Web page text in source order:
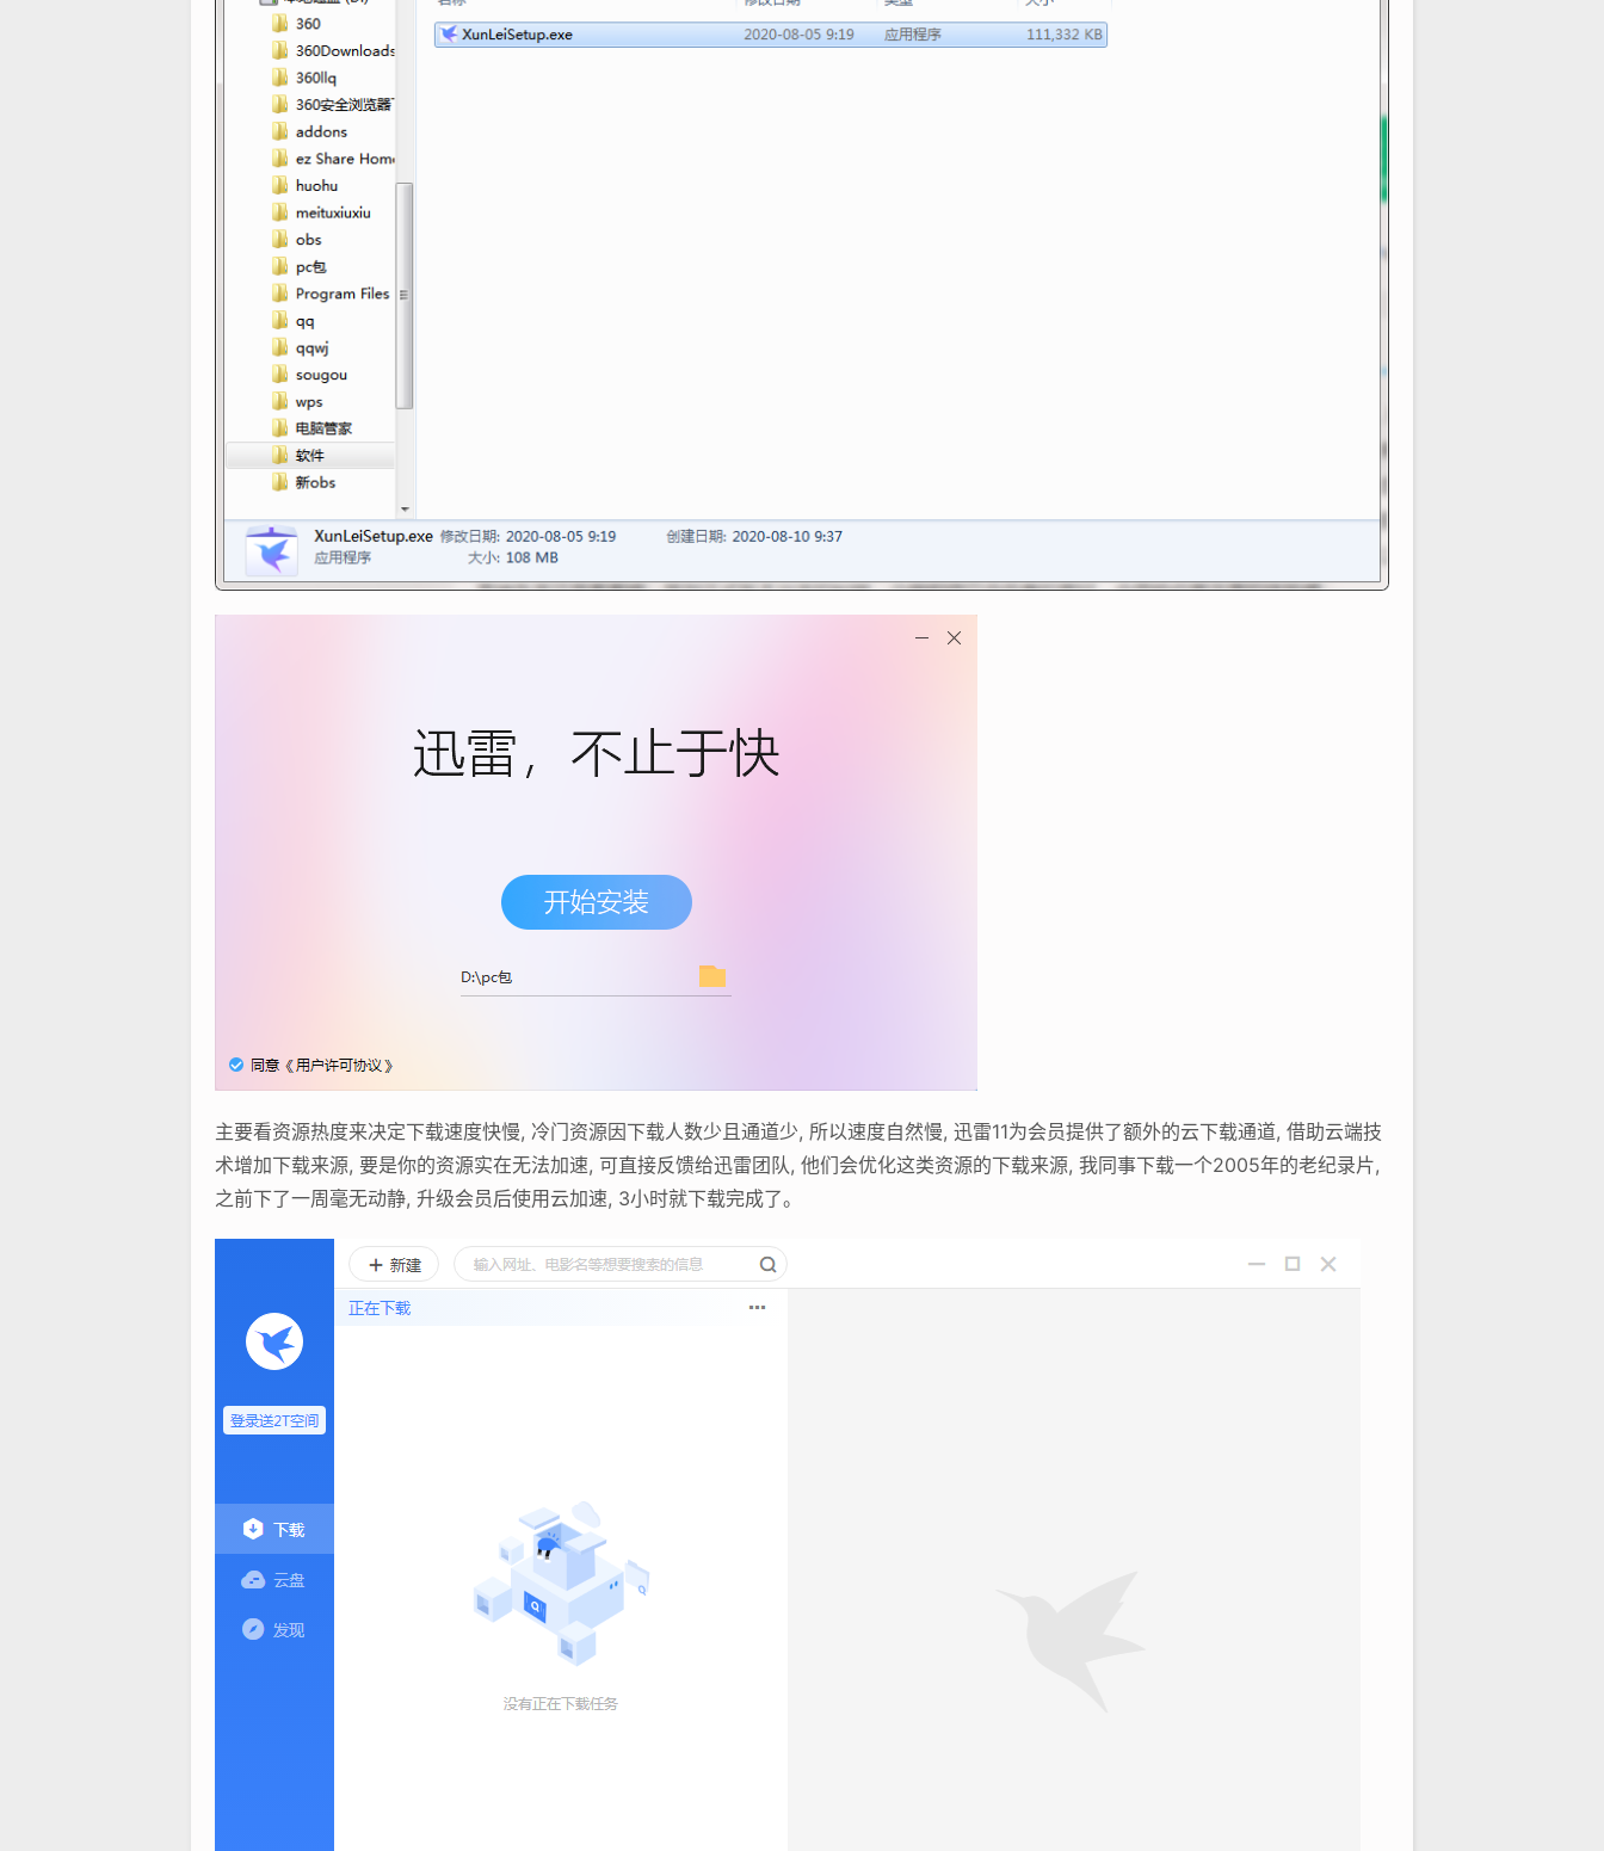
主要看资源热度来决定下载速度快慢, 冷门资源因下载人数少且通道少, 所以速度自然慢, 迅雷11为会员提供了额外的云下载通道, 借助云端技
术增加下载来源, 要是你的资源实在无法加速, 可直接反馈给迅雷团队, 他们会优化这类资源的下载来源, 我同事下载一个2005年的老纪录片,
之前下了一周毫无动静, 升级会员后使用云加速, 3小时就下载完成了。